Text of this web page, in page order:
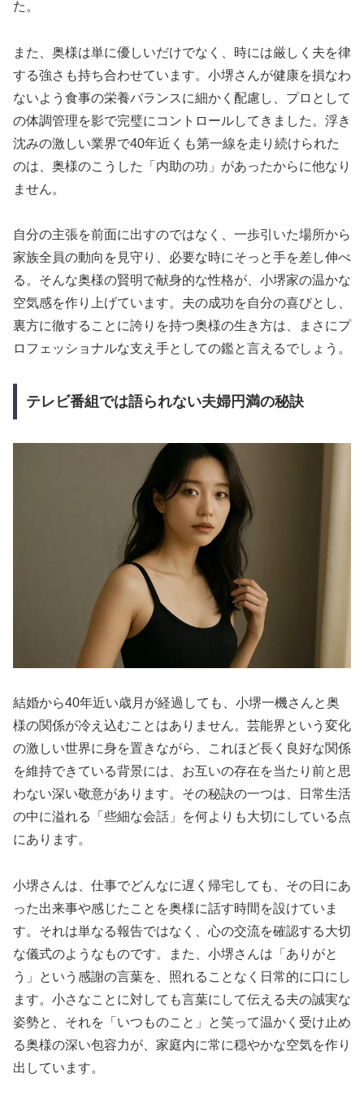
た。
また、奥様は単に優しいだけでなく、時には厳しく夫を律
する強さも持ち合わせています。小堺さんが健康を損なわ
ないよう食事の栄養バランスに細かく配慮し、プロとして
の体調管理を影で完璧にコントロールしてきました。浮き
沈みの激しい業界で40年近くも第一線を走り続けられた
のは、奥様のこうした「内助の功」があったからに他なり
ません。
自分の主張を前面に出すのではなく、一歩引いた場所から
家族全員の動向を見守り、必要な時にそっと手を差し伸べ
る。そんな奥様の賢明で献身的な性格が、小堺家の温かな
空気感を作り上げています。夫の成功を自分の喜びとし、
裏方に徹することに誇りを持つ奥様の生き方は、まさにプ
ロフェッショナルな支え手としての鑑と言えるでしょう。
テレビ番組では語られない夫婦円満の秘訣
結婚から40年近い歳月が経過しても、小堺一機さんと奥
様の関係が冷え込むことはありません。芸能界という変化
の激しい世界に身を置きながら、これほど長く良好な関係
を維持できている背景には、お互いの存在を当たり前と思
わない深い敬意があります。その秘訣の一つは、日常生活
の中に溢れる「些細な会話」を何よりも大切にしている点
にあります。
小堺さんは、仕事でどんなに遅く帰宅しても、その日にあ
った出来事や感じたことを奥様に話す時間を設けていま
す。それは単なる報告ではなく、心の交流を確認する大切
な儀式のようなものです。また、小堺さんは「ありがと
う」という感謝の言葉を、照れることなく日常的に口にし
ます。小さなことに対しても言葉にして伝える夫の誠実な
姿勢と、それを「いつものこと」と笑って温かく受け止め
る奥様の深い包容力が、家庭内に常に穏やかな空気を作り
出しています。